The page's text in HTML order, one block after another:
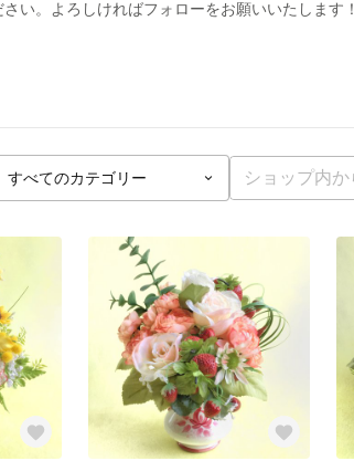
い。よろしければフォローをお願いいたします！